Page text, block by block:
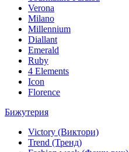
Verona
Milano
Millennium
Diallant
Emerald
Ruby
4 Elements
Icon
Florence
Бижутерия
Victory (Виктори)
Trend (Тренд)